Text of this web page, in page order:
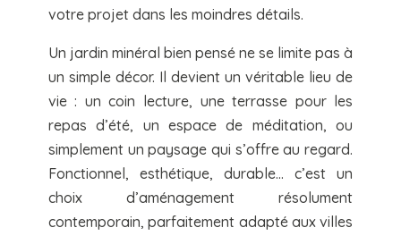
votre projet dans les moindres détails.
Un jardin minéral bien pensé ne se limite pas à
un simple décor. Il devient un véritable lieu de
vie : un coin lecture, une terrasse pour les
repas d’été, un espace de méditation, ou
simplement un paysage qui s’offre au regard.
Fonctionnel, esthétique, durable… c’est un
choix d’aménagement résolument
contemporain, parfaitement adapté aux villes